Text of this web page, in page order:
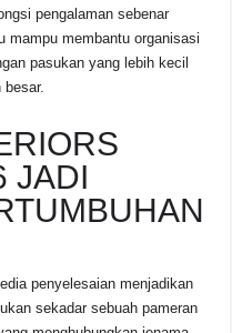
pengalaman sebenar
mampu membantu organisasi
pasukan yang lebih kecil
besar.
JADI
penyelesaian menjadikan
sekadar sebuah pameran